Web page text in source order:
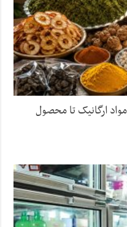
ارگانیک تا محصول